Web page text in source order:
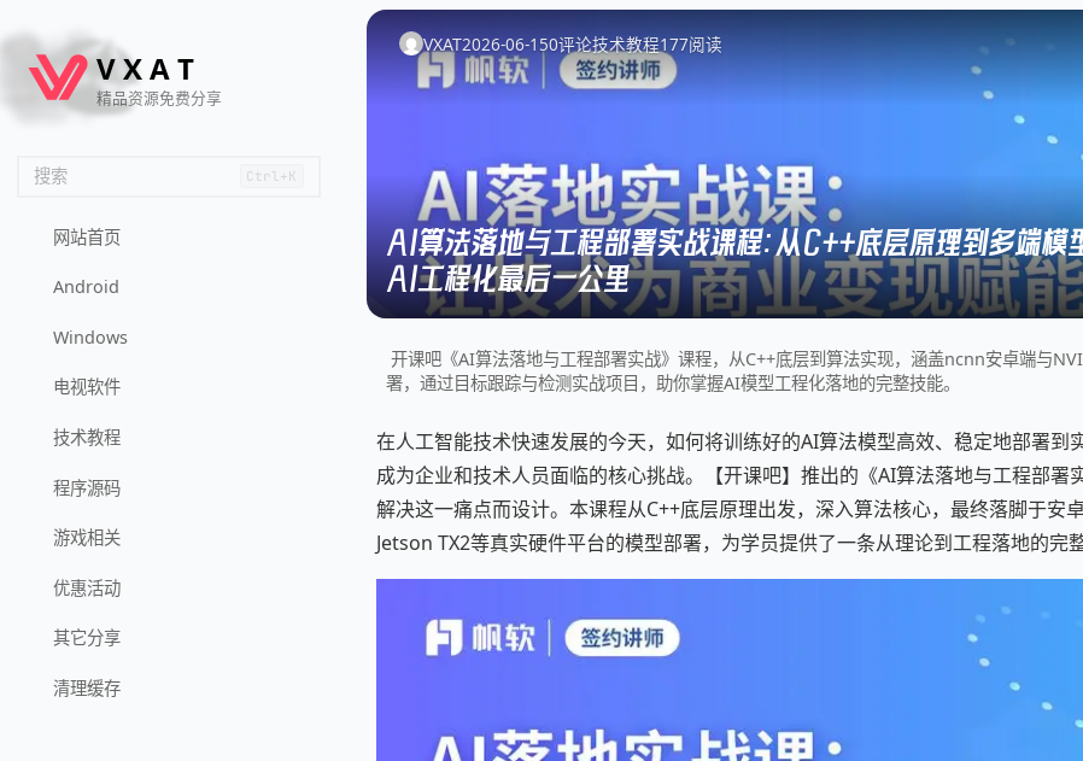
🙌
🐟
🏖️
VXA T
精品资源免费分享
搜索 Ctrl+K
网站首页
Android
Windows
电视软件
技术教程
程序源码
游戏相关
优惠活动
其它分享
清理缓存
VXAT2026-06-150评论技术教程177阅读
AI算法落地与工程部署实战课程：从C++底层原理到多端模
AI工程化最后一公里
开课吧《AI算法落地与工程部署实战》课程，从C++底层到算法实现，涵盖ncnn安卓端与
署，通过目标跟踪与检测实战项目，助你掌握AI模型工程化落地的完整技能。
在人工智能技术快速发展的今天，如何将训练好的AI算法模型高效、稳定地部署到
成为企业和技术人员面临的核心挑战。【开课吧】推出的《AI算法落地与工程部署
解决这一痛点而设计。本课程从C++底层原理出发，深入算法核心，最终落脚于安
Jetson TX2等真实硬件平台的模型部署，为学员提供了一条从理论到工程落地的完